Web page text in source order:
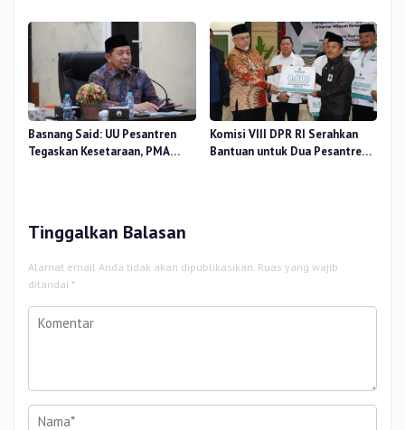
Terhadap Beban Kerja
Basnang Said: UU Pesantren
Tegaskan Kesetaraan, PMA
Komisi VIII DPR RI Serahkan
Bantuan untuk Dua Pesantren
Tinggalkan Balasan
Alamat email Anda tidak akan dipublikasikan. Ruas yang wajib
ditandai *